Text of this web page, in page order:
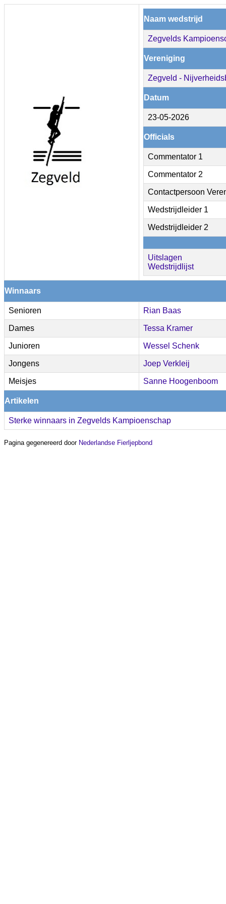
Naam wedstrijd
Zegvelds
Vereniging
Zegveld -
Datum
23-05-2026
Officials
Commentator 1
Commentator 2
Contactpersoon
Wedstrijdleider 1
Wedstrijdleider 2
Uitslagen
Wedstrijdlijst
Winnaars
Senioren Rian Baas
Dames Tessa Kramer
Junioren Wessel Schenk
Jongens Joep Verkleij
Meisjes Sanne Hoogenboom
Artikelen
Sterke winnaars in Zegvelds Kampioenschap
Pagina gegenereerd door Nederlandse Fierljepbond